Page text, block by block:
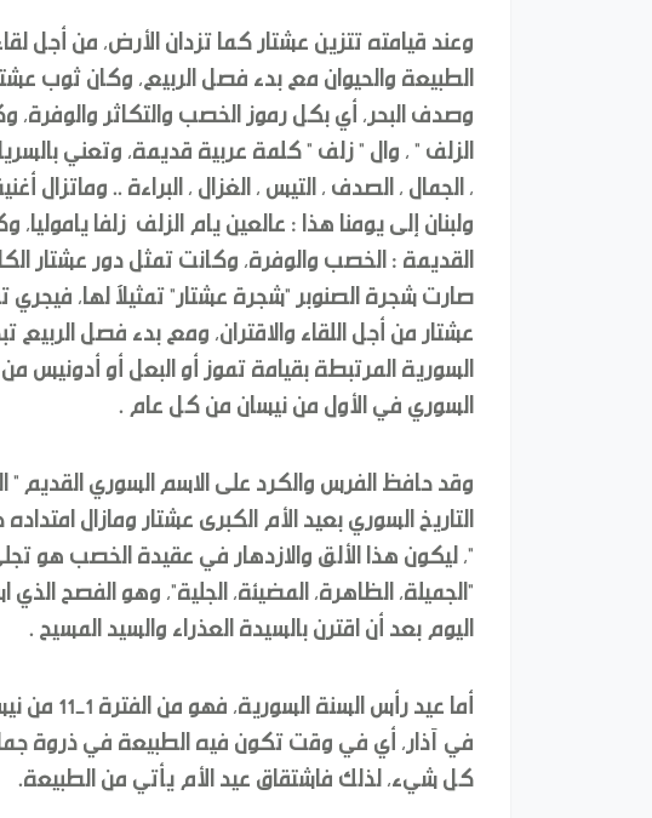
وعند قيامته تتزين عشتار كما تزدان الأرض, من أجل
الطبيعة والحيوان مع بدء فصل الربيع، وكان ثوب
وصدف البحر, أي بكل رموز الخصب والتكاثر والوفرة،
الزلف " , وال " زلف " كلمة عربية قديمة, وتعني
, الجمال , الصدف , التيس , الغزال , البراءة .. وماتزال
ولبنان إلى يومنا هذا : عالعين يام الزلف زلفا ياموليا،
القديمة : الخصب والوفرة, وكانت تمثل دور عشتار
صارت شجرة الصنوبر "شجرة عشتار" تمثيلآ لها, فيجري
عشتار من أجل اللقاء والاقتران، ومع بدء فصل الربيع
السورية المرتبطة بقيامة تموز أو البعل أو أدونيس
السوري في الأول من نيسان من كل عام .
وقد حافظ الفرس والكرد على الاسم السوري القديم "
التاريخ السوري بعيد الأم الكبرى عشتار ومازال
"، ليكون هذا الألق والازدهار في عقيدة الخصب هو
"الجميلة, الظاهرة, المضيئة, الجلية"، وهو الفصح
اليوم بعد أن اقترن بالسيدة العذراء والسيد المسيح .
أما عيد رأس
في آذار، أي في وقت تكون فيه الطبيعة في ذروة
كل شيء، لذلك فاشتقاق عيد الأم يأتي من الطبيعة.